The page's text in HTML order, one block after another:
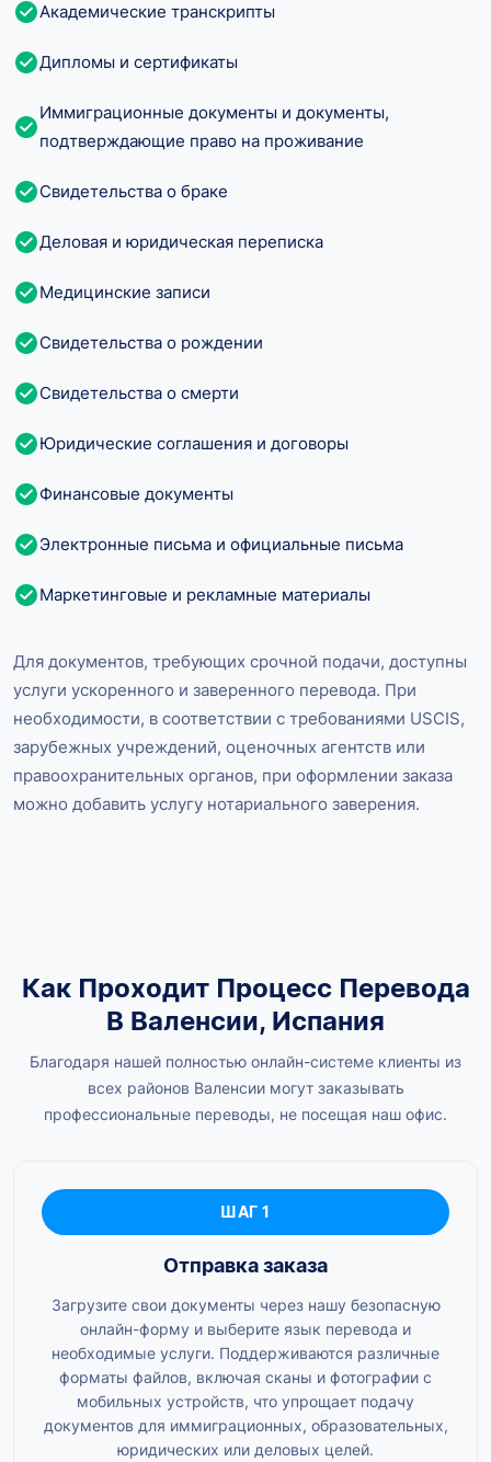
Академические транскрипты
Дипломы и сертификаты
Иммиграционные документы и документы,
подтверждающие право на проживание
Свидетельства о браке
Деловая и юридическая переписка
Медицинские записи
Свидетельства о рождении
Свидетельства о смерти
Юридические соглашения и договоры
Финансовые документы
Электронные письма и официальные письма
Маркетинговые и рекламные материалы
Для документов, требующих срочной подачи, доступны
услуги ускоренного и заверенного перевода. При
необходимости, в соответствии с требованиями USCIS,
зарубежных учреждений, оценочных агентств или
правоохранительных органов, при оформлении заказа
можно добавить услугу нотариального заверения.
Как Проходит Процесс Перевода
В Валенсии, Испания
Благодаря нашей полностью онлайн-системе клиенты из
всех районов Валенсии могут заказывать
профессиональные переводы, не посещая наш офис.
ШАГ 1
Отправка заказа
Загрузите свои документы через нашу безопасную
онлайн-форму и выберите язык перевода и
необходимые услуги. Поддерживаются различные
форматы файлов, включая сканы и фотографии с
мобильных устройств, что упрощает подачу
документов для иммиграционных, образовательных,
юридических или деловых целей.